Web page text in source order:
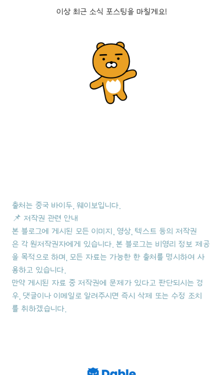
이상 최근 소식 포스팅을 마칠게요!
출처는 중국 바이두, 웨이보입니다.
📌 저작권 관련 안내
본 블로그에 게시된 모든 이미지, 영상, 텍스트 등의 저작권
은 각 원저작권자에게 있습니다. 본 블로그는 비영리 정보 제공
을 목적으로 하며, 모든 자료는 가능한 한 출처를 명시하여 사
용하고 있습니다.
만약 게시된 자료 중 저작권에 문제가 있다고 판단되시는 경
우, 댓글이나 이메일로 알려주시면 즉시 삭제 또는 수정 조치
를 취하겠습니다.